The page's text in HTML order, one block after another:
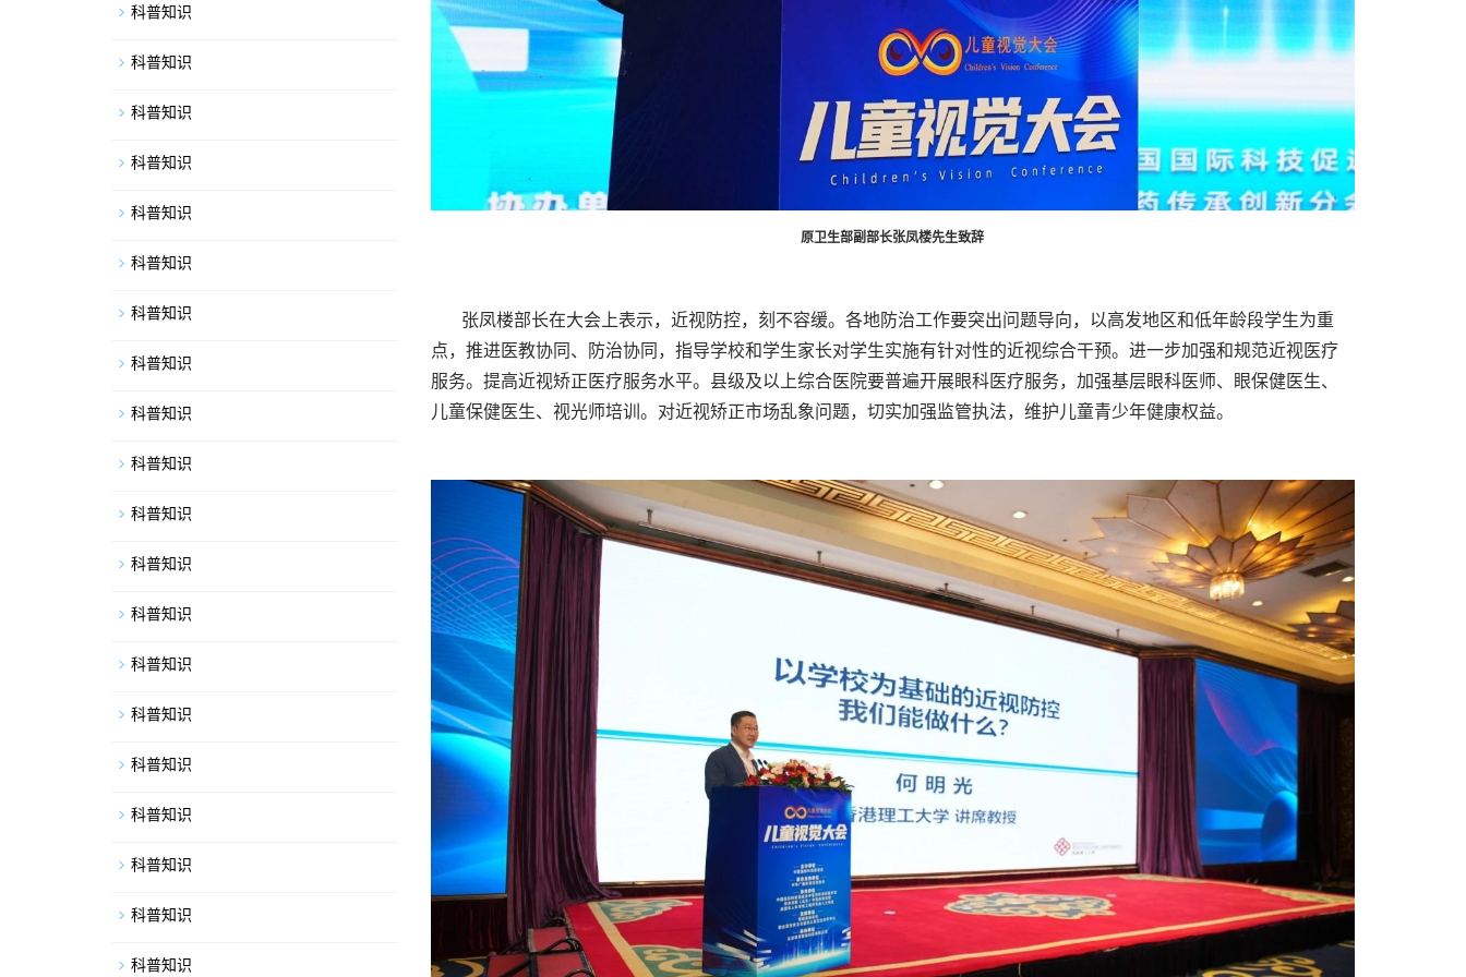
原卫生部副部长张凤楼先生致辞
张凤楼部长在大会上表示，近视防控，刻不容缓。各地防治工作要突出问题导向，以高发地区和低年龄段学生为重
点，推进医教协同、防治协同，指导学校和学生家长对学生实施有针对性的近视综合干预。进一步加强和规范近视医疗
服务。提高近视矫正医疗服务水平。县级及以上综合医院要普遍开展眼科医疗服务，加强基层眼科医师、眼保健医生、
儿童保健医生、视光师培训。对近视矫正市场乱象问题，切实加强监管执法，维护儿童青少年健康权益。
科普知识
科普知识
科普知识
科普知识
科普知识
科普知识
科普知识
科普知识
科普知识
科普知识
科普知识
科普知识
科普知识
科普知识
科普知识
科普知识
科普知识
科普知识
科普知识
科普知识